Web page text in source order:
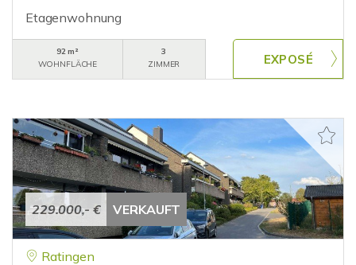
Etagenwohnung
92 m²
WOHNFLÄCHE
3
ZIMMER
229.000,- € VERKAUFT
Ratingen